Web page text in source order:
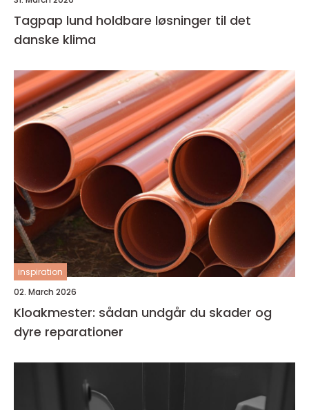
Tagpap lund holdbare løsninger til det
danske klima
inspiration
02. March 2026
Kloakmester: sådan undgår du skader og
dyre reparationer